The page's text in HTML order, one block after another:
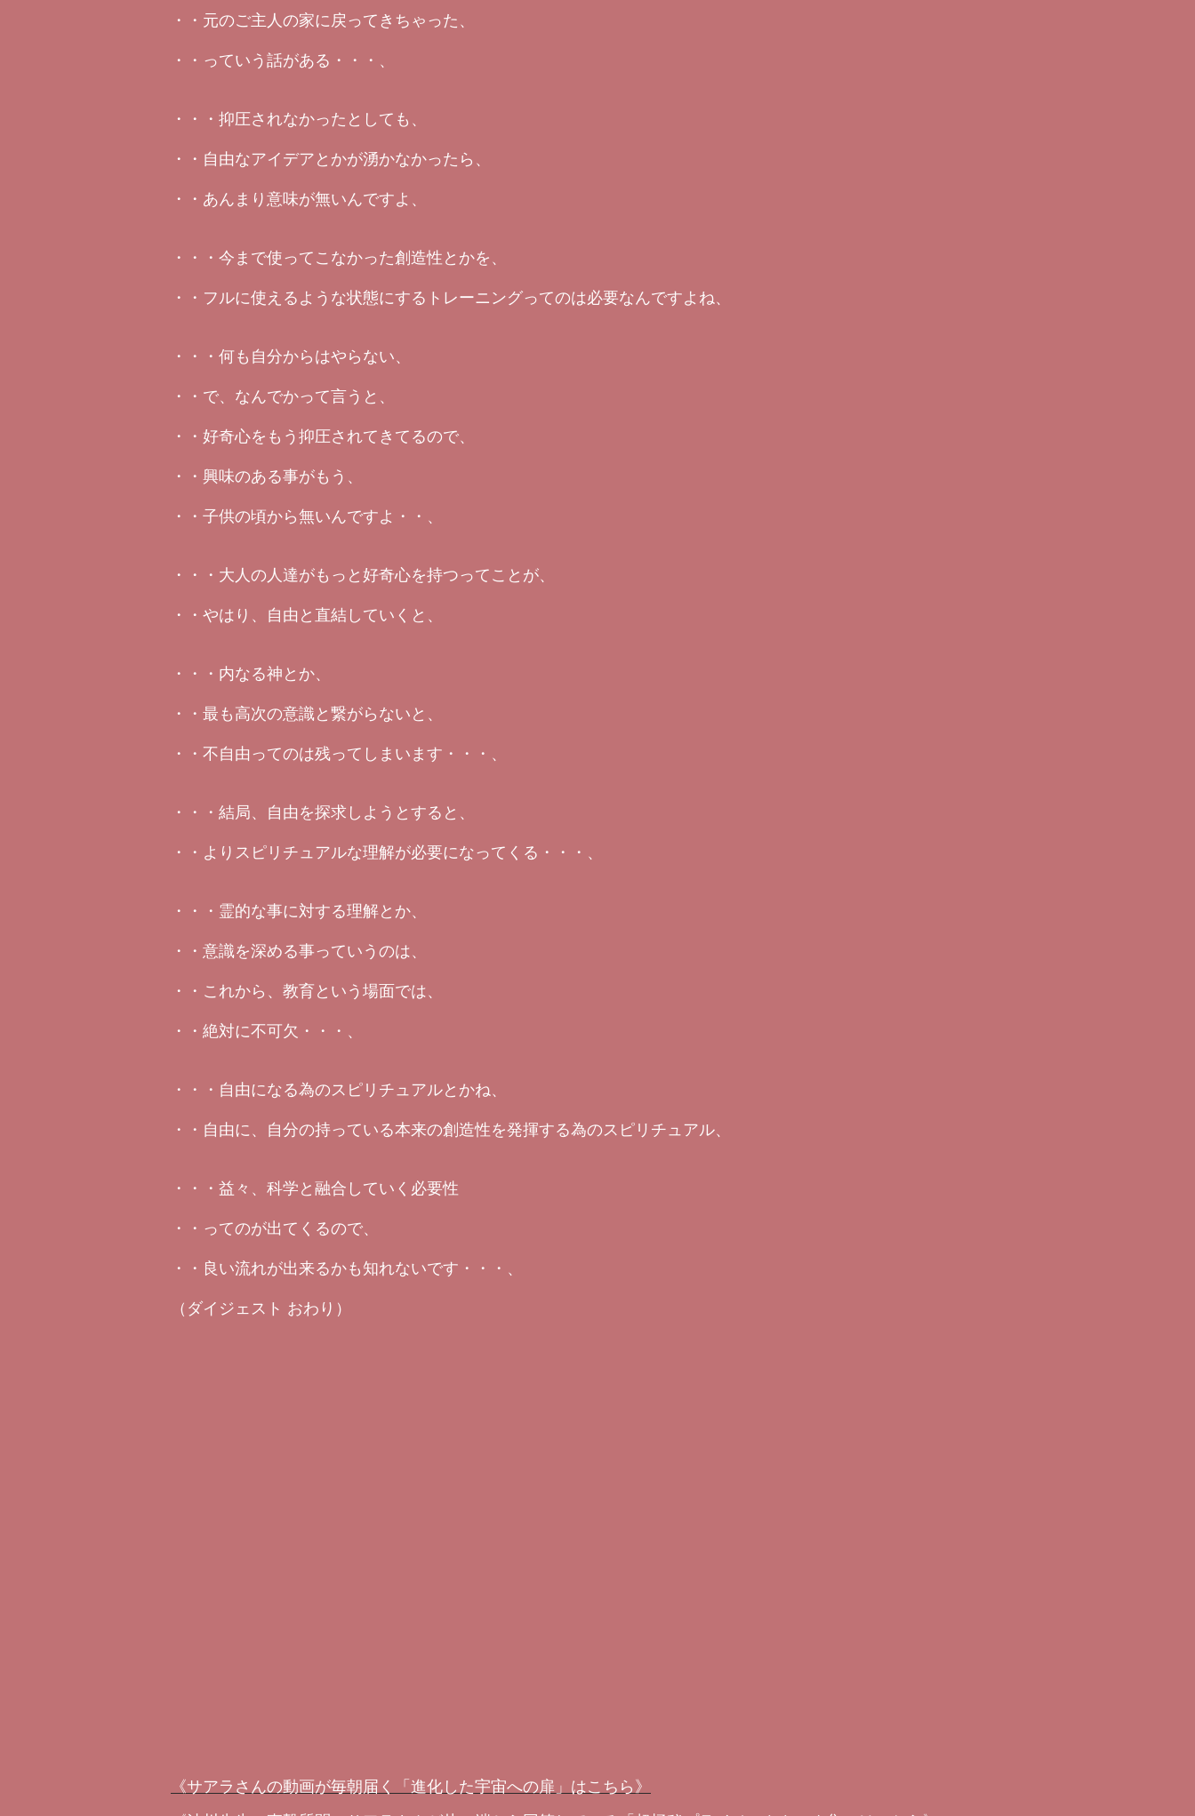
・・元のご主人の家に戻ってきちゃった、
・・っていう話がある・・・、
・・・抑圧されなかったとしても、
・・自由なアイデアとかが湧かなかったら、
・・あんまり意味が無いんですよ、
・・・今まで使ってこなかった創造性とかを、
・・フルに使えるような状態にするトレーニングってのは必要なんですよね、
・・・何も自分からはやらない、
・・で、なんでかって言うと、
・・好奇心をもう抑圧されてきてるので、
・・興味のある事がもう、
・・子供の頃から無いんですよ・・、
・・・大人の人達がもっと好奇心を持つってことが、
・・やはり、自由と直結していくと、
・・・内なる神とか、
・・最も高次の意識と繋がらないと、
・・不自由ってのは残ってしまいます・・・、
・・・結局、自由を探求しようとすると、
・・よりスピリチュアルな理解が必要になってくる・・・、
・・・霊的な事に対する理解とか、
・・意識を深める事っていうのは、
・・これから、教育という場面では、
・・絶対に不可欠・・・、
・・・自由になる為のスピリチュアルとかね、
・・自由に、自分の持っている本来の創造性を発揮する為のスピリチュアル、
・・・益々、科学と融合していく必要性
・・ってのが出てくるので、
・・良い流れが出来るかも知れないです・・・、
（ダイジェスト おわり）
《サアラさんの動画が毎朝届く「進化した宇宙への扉」はこちら》